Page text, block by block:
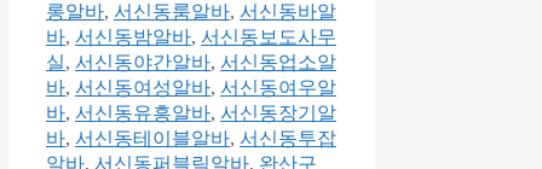
롱알바, 서신동룸알바, 서신동바알
바, 서신동밤알바, 서신동보도사무
실, 서신동야간알바, 서신동업소알
바, 서신동여성알바, 서신동여우알
바, 서신동유흥알바, 서신동장기알
바, 서신동테이블알바, 서신동투잡
알바, 서신동퍼블릭알바, 완산구